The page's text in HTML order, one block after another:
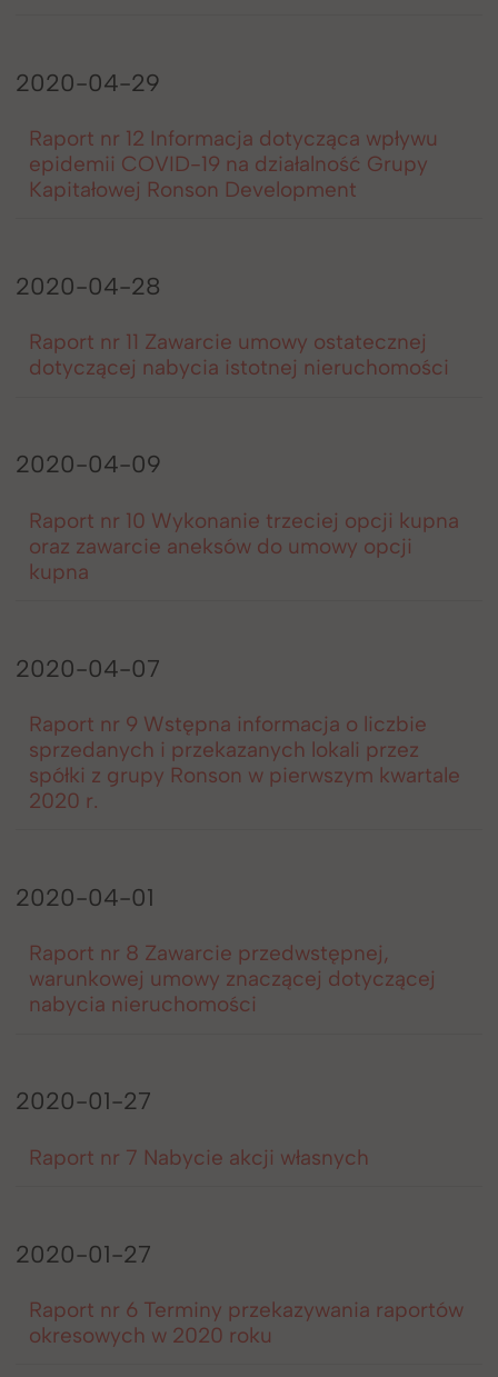
2020-04-29
Raport nr 12 Informacja dotycząca wpływu
epidemii COVID-19 na działalność Grupy
Kapitałowej Ronson Development
2020-04-28
Raport nr 11 Zawarcie umowy ostatecznej
dotyczącej nabycia istotnej nieruchomości
2020-04-09
Raport nr 10 Wykonanie trzeciej opcji kupna
oraz zawarcie aneksów do umowy opcji
kupna
2020-04-07
Raport nr 9 Wstępna informacja o liczbie
sprzedanych i przekazanych lokali przez
spółki z grupy Ronson w pierwszym kwartale
2020 r.
2020-04-01
Raport nr 8 Zawarcie przedwstępnej,
warunkowej umowy znaczącej dotyczącej
nabycia nieruchomości
2020-01-27
Raport nr 7 Nabycie akcji własnych
2020-01-27
Raport nr 6 Terminy przekazywania raportów
okresowych w 2020 roku